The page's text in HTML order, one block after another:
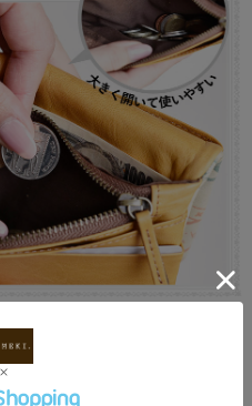
い小銭入れ
が柔らかいため広がりやすく、小
。